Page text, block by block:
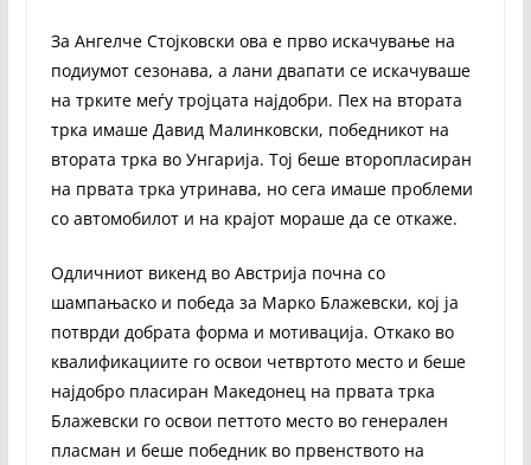
За Ангелче Стојковски ова е прво искачување на
подиумот сезонава, а лани двапати се искачуваше
на трките меѓу тројцата најдобри. Пех на втората
трка имаше Давид Малинковски, победникот на
втората трка во Унгарија. Тој беше второпласиран
на првата трка утринава, но сега имаше проблеми
со автомобилот и на крајот мораше да се откаже.
Одличниот викенд во Австрија почна со
шампањаско и победа за Марко Блажевски, кој ја
потврди добрата форма и мотивација. Откако во
квалификациите го освои четвртото место и беше
најдобро пласиран Македонец на првата трка
Блажевски го освои петтото место во генерален
пласман и беше победник во првенството на